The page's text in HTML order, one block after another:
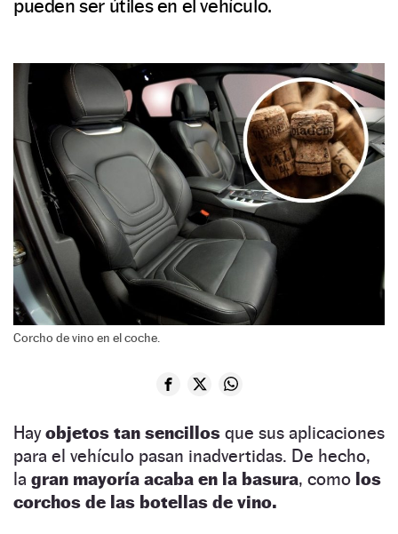
pueden ser útiles en el vehículo.
Corcho de vino en el coche.
Hayobjetos tan sencillos que sus aplicaciones
para el vehículo pasan inadvertidas. De hecho,
la gran mayoría acaba en la basura, como los
corchos de las botellas de vino.